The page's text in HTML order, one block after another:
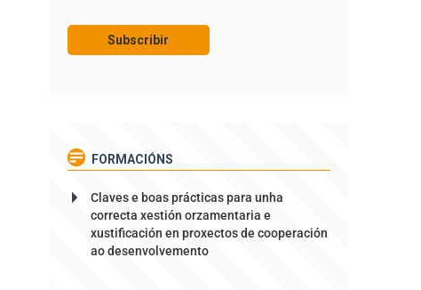
FORMACIÓNS
Claves e boas prácticas para unha
correcta xestión orzamentaria e
xustificación en proxectos de cooperación
ao desenvolvemento